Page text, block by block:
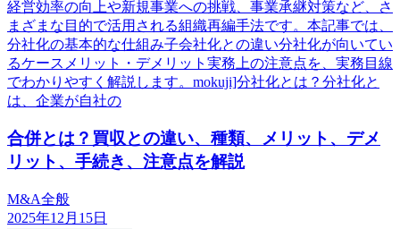
経営効率の向上や新規事業への挑戦、事業承継対策など、さ
まざまな目的で活用される組織再編手法です。本記事では、
分社化の基本的な仕組み子会社化との違い分社化が向いてい
るケースメリット・デメリット実務上の注意点を、実務目線
でわかりやすく解説します。mokuji]分社化とは？分社化と
は、企業が自社の
合併とは？買収との違い、種類、メリット、デメ
リット、手続き、注意点を解説
M&A全般
2025年12月15日